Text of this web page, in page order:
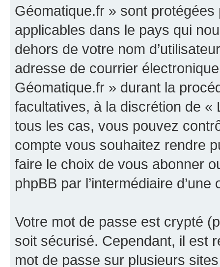
Géomatique.fr » sont
applicables dans le pays qui
dehors de votre nom
adresse de courrier
Géomatique.fr » durant la
facultatives, à la discrétion de
tous les cas, vous pouvez
compte vous souhaitez rendre
faire le choix de vous abonner
phpBB par l’intermédiaire
Votre mot de passe est crypté
soit sécurisé. Cependant, il est
mot de passe sur plusieurs